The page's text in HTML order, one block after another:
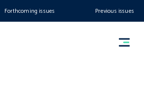
Forthcoming issues Previous issues